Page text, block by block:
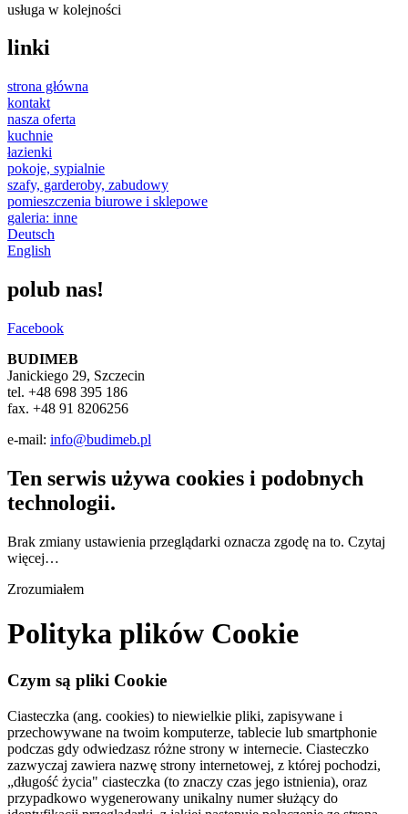
usługa w kolejności
linki
strona główna
kontakt
nasza oferta
kuchnie
łazienki
pokoje, sypialnie
szafy, garderoby, zabudowy
pomieszczenia biurowe i sklepowe
galeria: inne
Deutsch
English
polub nas!
Facebook
BUDIMEB
Janickiego 29, Szczecin
tel. +48 698 395 186
fax. +48 91 8206256
e-mail: info@budimeb.pl
Ten serwis używa cookies i podobnych
technologii.
Brak zmiany ustawienia przeglądarki oznacza zgodę na to. Czytaj
więcej…
Zrozumiałem
Polityka plików Cookie
Czym są pliki Cookie
Ciasteczka (ang. cookies) to niewielkie pliki, zapisywane i
przechowywane na twoim komputerze, tablecie lub smartphonie
podczas gdy odwiedzasz różne strony w internecie. Ciasteczko
zazwyczaj zawiera nazwę strony internetowej, z której pochodzi,
„długość życia" ciasteczka (to znaczy czas jego istnienia), oraz
przypadkowo wygenerowany unikalny numer służący do